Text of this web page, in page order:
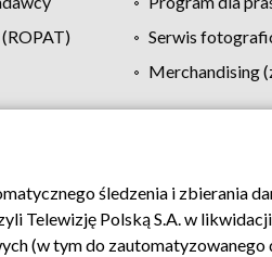
Serwis
Merchandising
Pomoc Biuro reklamy
śledzenia i zbierania
Telewizję Polską S.A. w
(w tym do